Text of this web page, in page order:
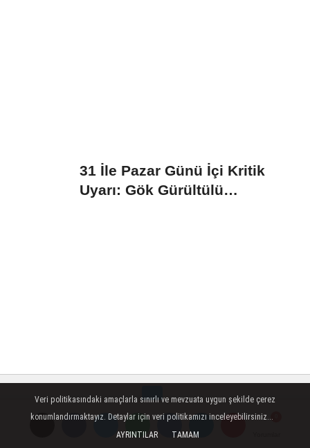
31 İle Pazar Günü İçi Kritik
Uyarı: Gök Gürültülü
Veri politikasındaki amaçlarla sınırlı ve mevzuata uygun şekilde çerez
konumlandırmaktayız. Detaylar için veri politikamızı inceleyebilirsiniz...
AYRINTILAR
TAMAM